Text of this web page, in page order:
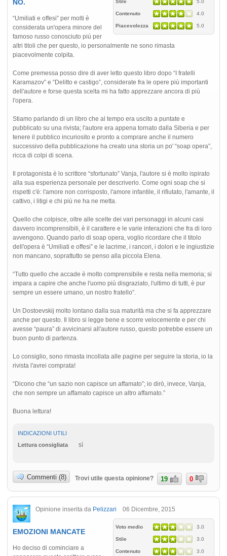
Contenuto 4.0
Piacevolezza 5.0
NO.
“Umiliati e offesi” per molti è
considerata un'opera minore del
famoso russo conosciuto più per
altri titoli che per questo, io personalmente ne sono rimasta
piacevolmente colpita.
Come premessa posso dire di aver letto questo libro dopo “I fratelli
Karamazov” e “Delitto e castigo”, considerate fra le opere più importanti
dell'autore e forse questa scelta mi ha fatto apprezzare ancora di più
l'opera.
Stiamo parlando di un libro che al tempo era uscito a puntate e
pubblicato su una rivista; l'autore era appena tornato dalla Siberia e per
tenere il pubblico incuriosito e pronto a comprare anche il numero
successivo della pubblicazione ha creato una storia un po' “soap opera”,
ricca di colpi di scena.
Il protagonista è lo scrittore “sfortunato” Vanja, l'autore si è molto ispirato
alla sua esperienza personale per descriverlo. Come ogni soap che si
rispetti c'è: l'amore non corrisposto, l'amore infantile, il rifiutato, l'amante, il
cattivo, i litigi e chi più ne ha ne metta.
Quello che colpisce, oltre alle scelte dei vari personaggi in alcuni casi
davvero incomprensibili, è il carattere e le varie interazioni che fra di loro
avvengono. Quando parlo di soap opera, voglio ricordare che il titolo
dell'opera è “Umiliati e offesi” e le lacrime, i rancori, i dolori e le ingiustizie
non mancano, soprattutto se penso alla piccola Elena.
“Tutto quello che accade è molto comprensibile e resta nella memoria; si
impara a capire che anche l'uomo più disgraziato, l'ultimo di tutti, è pur
sempre un essere umano, un nostro fratello”.
Un Dostoevskij molto lontano dalla sua maturità ma che si fa apprezzare
anche per questo. Il libro si legge bene e scorre velocemente e per chi
avesse “paura” di avvicinarsi all'autore russo, questo potrebbe essere un
buon punto di partenza.
Lo consiglio, sono rimasta incollata alle pagine per seguire la storia, io la
rivista l'avrei comprata!
“Dicono che “un sazio non capisce un affamato”; io dirò, invece, Vanja,
che non sempre un affamato capisce un altro affamato.”
Buona lettura!
INDICAZIONI UTILI
Lettura consigliata
sì
Commenti (8) Trovi utile questa opinione? 19 0
Opinione inserita da Pelizzari 06 Dicembre, 2015
Voto medio 3.0
Stile 3.0
Contenuto 3.0
EMOZIONI MANCATE
Ho deciso di cominciare a